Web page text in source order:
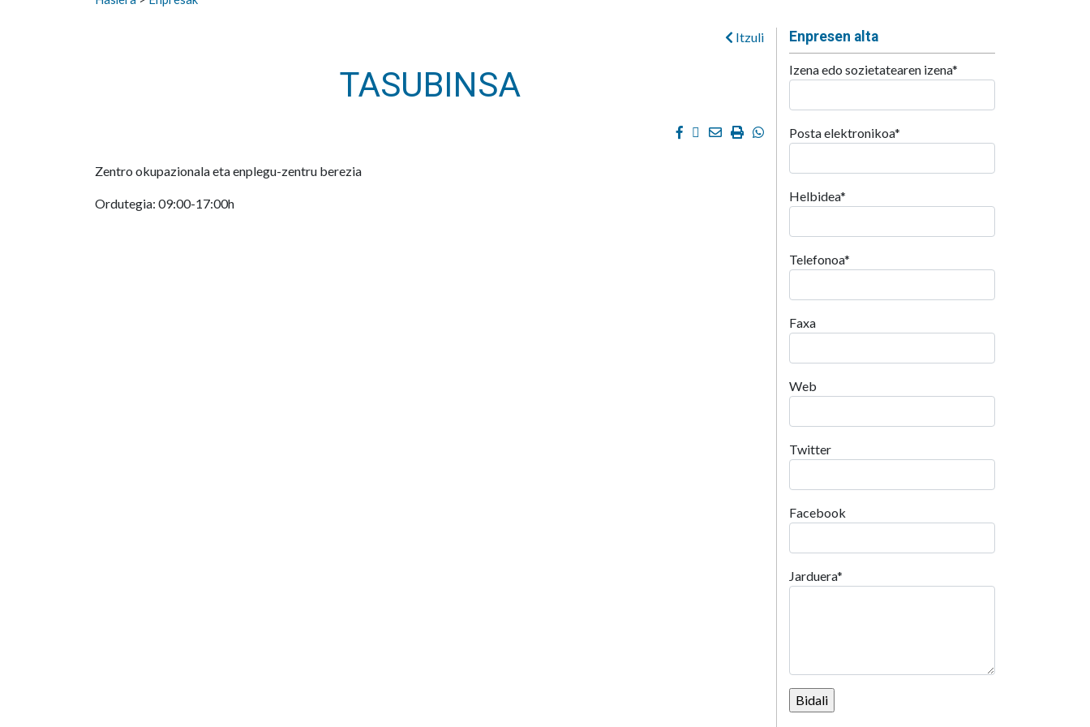
Itzuli
TASUBINSA
Facebook
Twitter
EmailImprimir
Whatsapp
Zentro okupazionala eta enplegu-zentru berezia
Ordutegia: 09:00-17:00h
Enpresen alta
Izena edo sozietatearen izena*
Posta elektronikoa*
Helbidea*
Telefonoa*
Faxa
Web
Twitter
Facebook
Jarduera*